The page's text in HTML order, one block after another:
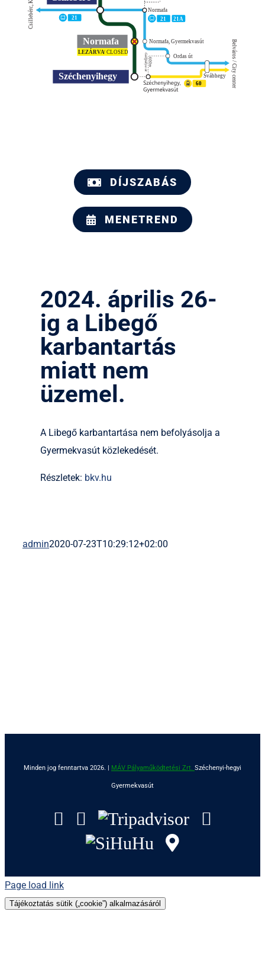
Széchenyihegy
Normafa
LEZÁRVA/ CLOSED
Csillebérc, KFKI
Normafa, Gyermekvasút
Normafa
Golfpálya út600m
Ordas út
Svábhegy Belváros / City center
21 21 21A
60
DÍJSZABÁS
MENETREND
2024. április 26-
ig a Libegő
karbantartás
miatt nem
üzemel.
A Libegő karbantartása nem befolyásolja a
Gyermekvasút közlekedését.
Részletek: bkv.hu
admin2020-07-23T10:29:12+02:00
Minden jog fenntartva 2026. | MÁV Pályaműködtetési Zrt. Széchenyi-hegyi
Gyermekvasút
Facebook
Instagram
Tripadvisor
SiHuHu
Page load link
Tájékoztatás sütik („cookie”) alkalmazásáról